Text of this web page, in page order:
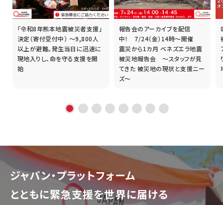
「令和8年熊本地震被災者支援」
決定（寄付受付中） ～9,800人
以上が避難。発生当日に迅速に
現地入りし、命を守る支援を開
始
報告会のアーカイブを配信
中！ 7/24（金）14時～開催
震災から1カ月 ベネズエラ地震
被災地報告会 ～スタッフが見
てきた 被災地の現状と支援ニー
ズ～
ジャパン・プラットフォーム
とともに緊急支援を世界に届ける